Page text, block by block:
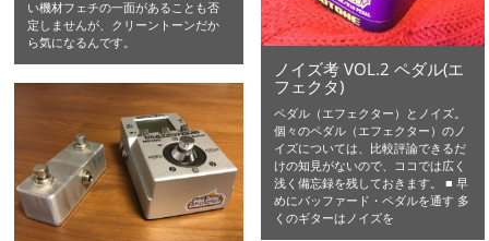
い機材フェチの一面があることも否
定しませんが、クリーントーンだか
ら気になるんです。
ノイズ考 VOL.2 ペダル(エ
フェクタ)
ペダル（エフェクター）とノイズ。
個々のペダル（エフェクター）のノ
イズについては、比較評論できるだ
けの知見がないので、ココでは広く
浅く備忘録を残しておきます。 ■ 早
めにバッファード・ペダルを通す 多
くのギターはノイズを